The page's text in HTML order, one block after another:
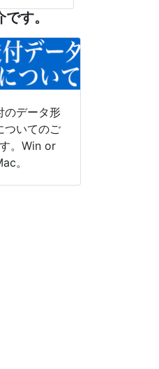
す。
のデータ形
ついてのご
。Win or
。